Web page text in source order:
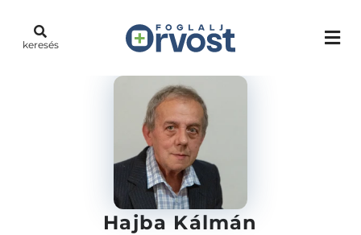
keresés
Hajba Kálmán